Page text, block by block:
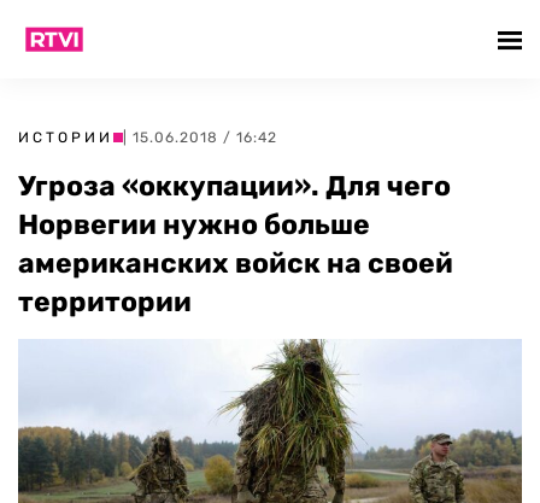
ИСТОРИИ | 15.06.2018 / 16:42
Угроза «оккупации». Для чего
Норвегии нужно больше
американских войск на своей
территории